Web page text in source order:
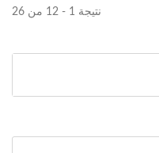
نتيجة 1 - 12 من 26